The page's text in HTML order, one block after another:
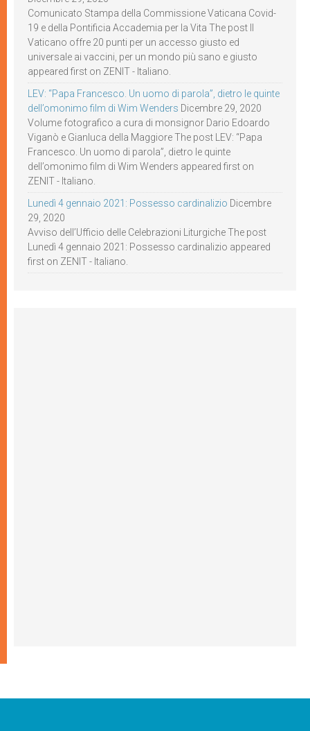
Comunicato Stampa della Commissione Vaticana Covid-
19 e della Pontificia Accademia per la Vita The post Il
Vaticano offre 20 punti per un accesso giusto ed
universale ai vaccini, per un mondo più sano e giusto
appeared first on ZENIT - Italiano.
LEV: “Papa Francesco. Un uomo di parola”, dietro le quinte
dell’omonimo film di Wim Wenders Dicembre 29, 2020
Volume fotografico a cura di monsignor Dario Edoardo
Viganò e Gianluca della Maggiore The post LEV: “Papa
Francesco. Un uomo di parola”, dietro le quinte
dell’omonimo film di Wim Wenders appeared first on
ZENIT - Italiano.
Lunedì 4 gennaio 2021: Possesso cardinalizio Dicembre
29, 2020
Avviso dell’Ufficio delle Celebrazioni Liturgiche The post
Lunedì 4 gennaio 2021: Possesso cardinalizio appeared
first on ZENIT - Italiano.